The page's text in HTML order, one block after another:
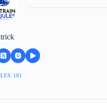
181